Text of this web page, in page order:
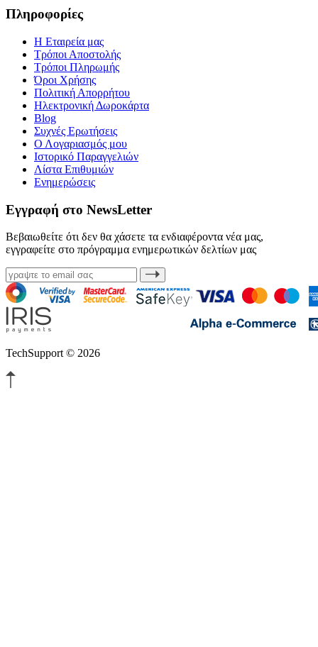
Πληροφορίες
Η Εταιρεία μας
Τρόποι Αποστολής
Τρόποι Πληρωμής
Όροι Χρήσης
Πολιτική Απορρήτου
Ηλεκτρονική Δωροκάρτα
Blog
Συχνές Ερωτήσεις
Ο Λογαριασμός μου
Ιστορικό Παραγγελιών
Λίστα Επιθυμιών
Ενημερώσεις
Εγγραφή στο NewsLetter
Βεβαιωθείτε ότι δεν θα χάσετε τα ενδιαφέροντα νέα μας,
εγγραφείτε στο πρόγραμμα ενημερωτικών δελτίων μας
TechSupport © 2026